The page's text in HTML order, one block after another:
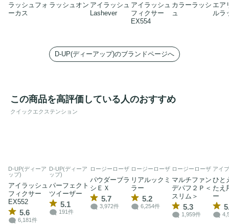
ラッシュフォ
ーカス
ラッシュオン アイラッシュ
Lashever
アイラッシュ
フィクサー
EX554
カラーラッシ
ュ
エア
ルラ
D-UP(ディーアップ)のブランドページへ
この商品を高評価している人のおすすめ
クイックエクステンション
D-UP(ディーア
ップ)
アイラッシュ
フィクサー
EX552
5.6
6,181件
D-UP(ディーア
ップ)
パーフェクト
ツイーザー
5.1
191件
ロージーローザ
パウダーブラ
シＥＸ
5.7
3,972件
ロージーローザ
リアルックミ
ラー
5.2
6,254件
ロージーローザ
マルチファン
デパフ２Ｐ＜
スリム＞
5.3
1,959件
アイ
ひと
たえ
ー